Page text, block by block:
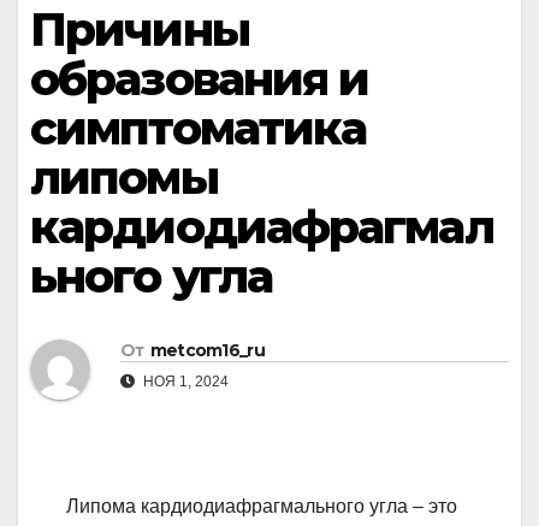
Причины
образования и
симптоматика
липомы
кардиодиафрагмал
ьного угла
От metcom16_ru
НОЯ 1, 2024
Липома кардиодиафрагмального угла – это